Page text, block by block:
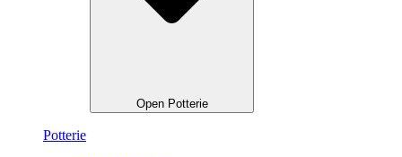
Open Potterie
Potterie